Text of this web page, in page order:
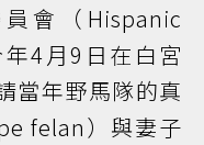
會（Hispanic
4月9日在白宮
當年野馬隊的真
felan）與妻子